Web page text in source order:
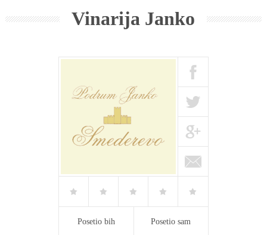
Vinarija Janko
Posetio bih Posetio sam